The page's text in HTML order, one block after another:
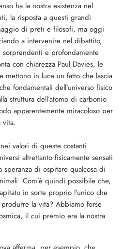
ha la nostra esistenza nel
la risposta a questi grandi
di preti e filosofi, ma oggi
a intervenire nel dibattito,
e profondamente
con chiarezza Paul Davies, le
mettono in luce un fatto che lascia
fondamentali dell’universo fisico
struttura dell’atomo di carbonio
apparentemente miracoloso per
vita.
valori di queste costanti
altrettanto fisicamente sensati
speranza di ospitare qualcosa di
Com’è quindi possibile che,
in sorte proprio l’unico che
la vita? Abbiamo forse
il cui premio era la nostra